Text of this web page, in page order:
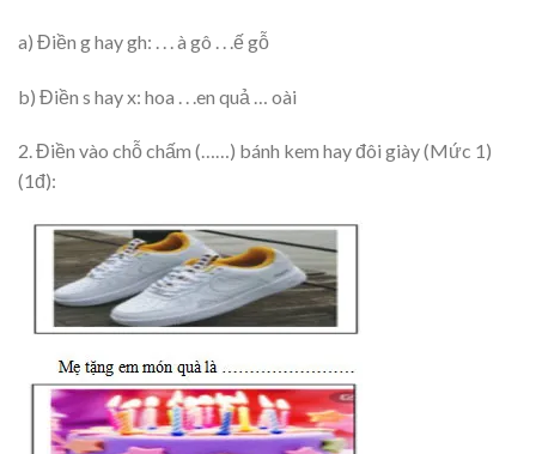
a) Điền g hay gh: . . . à gô . . .ế gỗ
b) Điền s hay x: hoa . . .en quả … oài
2. Điền vào chỗ chấm (……) bánh kem hay đôi giày (Mức 1)
(1đ):